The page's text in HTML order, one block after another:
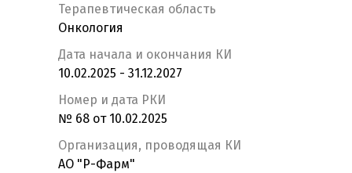
Терапевтическая область
Онкология
Дата начала и окончания КИ
10.02.2025 - 31.12.2027
Номер и дата РКИ
№ 68 от 10.02.2025
Организация, проводящая КИ
АО "Р-Фарм"